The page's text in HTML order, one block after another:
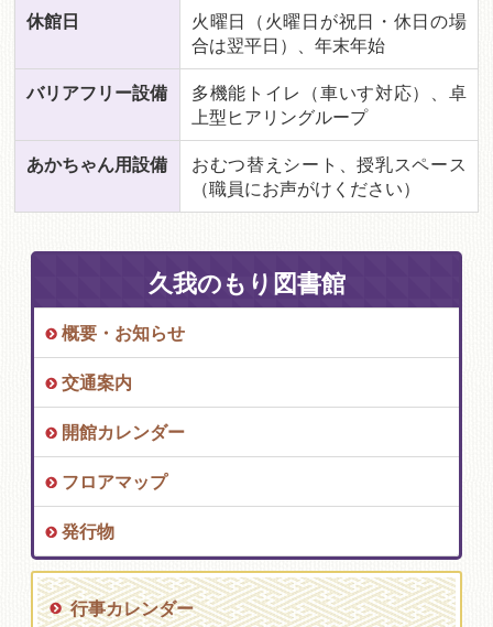
休館日
火曜日（火曜日が祝日・休日の場
合は翌平日）、年末年始
バリアフリー設備
多機能トイレ（車いす対応）、卓
上型ヒアリングループ
あかちゃん用設備
おむつ替えシート、授乳スペース
（職員にお声がけください）
久我のもり図書館
概要・お知らせ
交通案内
開館カレンダー
フロアマップ
発行物
行事カレンダー